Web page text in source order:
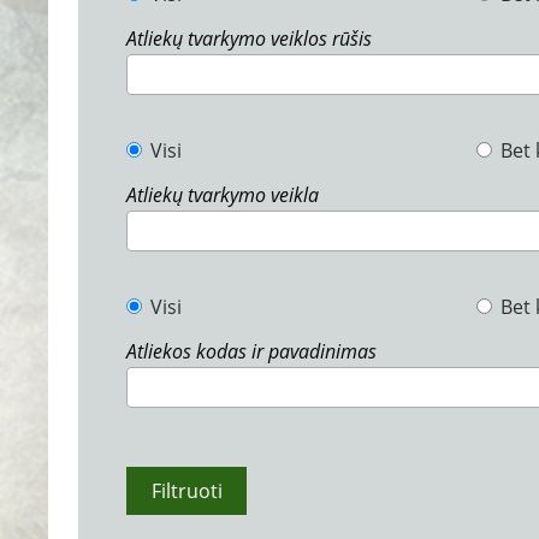
Atliekų tvarkymo veiklos rūšis
Visi
Bet
Atliekų tvarkymo veikla
Visi
Bet
Atliekos kodas ir pavadinimas
Filtruoti